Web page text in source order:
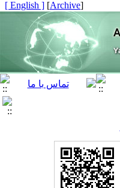
[
Archive
]
[ English ]